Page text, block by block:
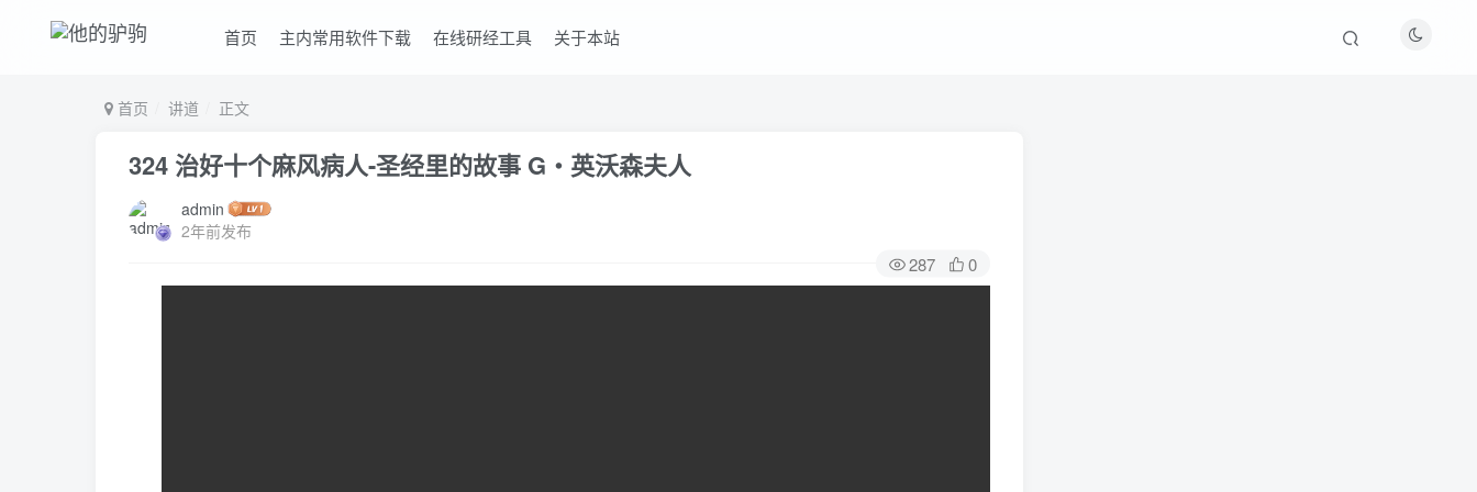
首页 主内常用软件下载 在线研经工具 关于本站
首页 讲道 正文
324 治好十个麻风病人-圣经里的故事 G‧英沃森夫人
admin
2年前发布
287 0